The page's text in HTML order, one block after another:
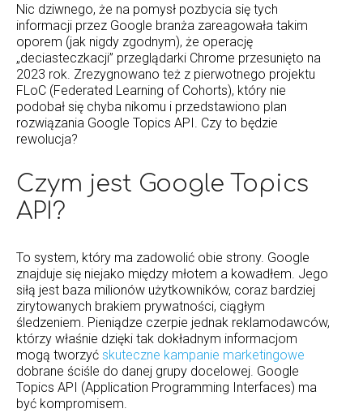
Nic dziwnego, że na pomysł pozbycia się tych
informacji przez Google branża zareagowała takim
oporem (jak nigdy zgodnym), że operację
„deciasteczkacji” przeglądarki Chrome przesunięto na
2023 rok. Zrezygnowano też z pierwotnego projektu
FLoC (Federated Learning of Cohorts), który nie
podobał się chyba nikomu i przedstawiono plan
rozwiązania Google Topics API. Czy to będzie
rewolucja?
Czym jest Google Topics
API?
To system, który ma zadowolić obie strony. Google
znajduje się niejako między młotem a kowadłem. Jego
siłą jest baza milionów użytkowników, coraz bardziej
zirytowanych brakiem prywatności, ciągłym
śledzeniem. Pieniądze czerpie jednak reklamodawców,
którzy właśnie dzięki tak dokładnym informacjom
mogą tworzyć skuteczne kampanie marketingowe
dobrane ściśle do danej grupy docelowej. Google
Topics API (Application Programming Interfaces) ma
być kompromisem.